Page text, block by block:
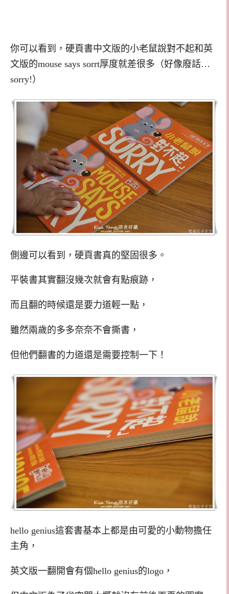
你可以看到，硬頁書中文版的小老鼠說對不起和英
文版的mouse says sorrt厚度就差很多（好像廢話…
sorry!）
側邊可以看到，硬頁書真的堅固很多。
平裝書其實翻沒幾次就會有點痕跡，
而且翻的時候還是要力道輕一點，
雖然兩歲的多多奈奈不會撕書，
但他們翻書的力道還是需要控制一下！
hello genius這套書基本上都是由可愛的小動物擔任
主角，
英文版一翻開會有個hello genius的logo，